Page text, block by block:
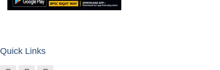
Quick Links